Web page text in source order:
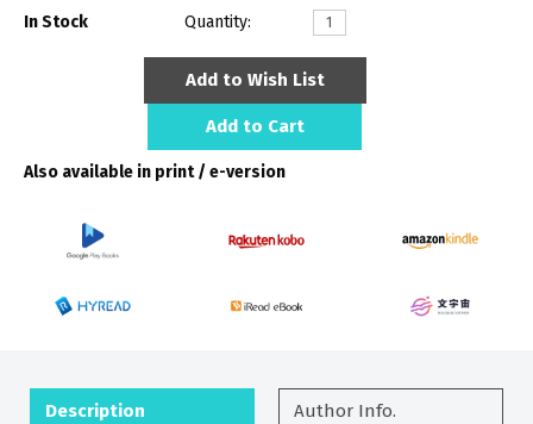
In Stock Quantity:
Add to Wish List
Add to Cart
Also available in print / e-version
Description Author Info.